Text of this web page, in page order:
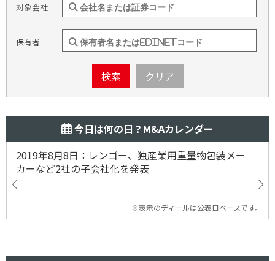
対象会社
保有者
検索 クリア
今日は何の日？M&Aカレンダー
2019年8月8日：レンゴー、独産業用重量物包装メー
カーなど2社の子会社化を発表
※表示のディールは公表日ベースです。